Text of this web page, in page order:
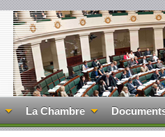
La Chambre